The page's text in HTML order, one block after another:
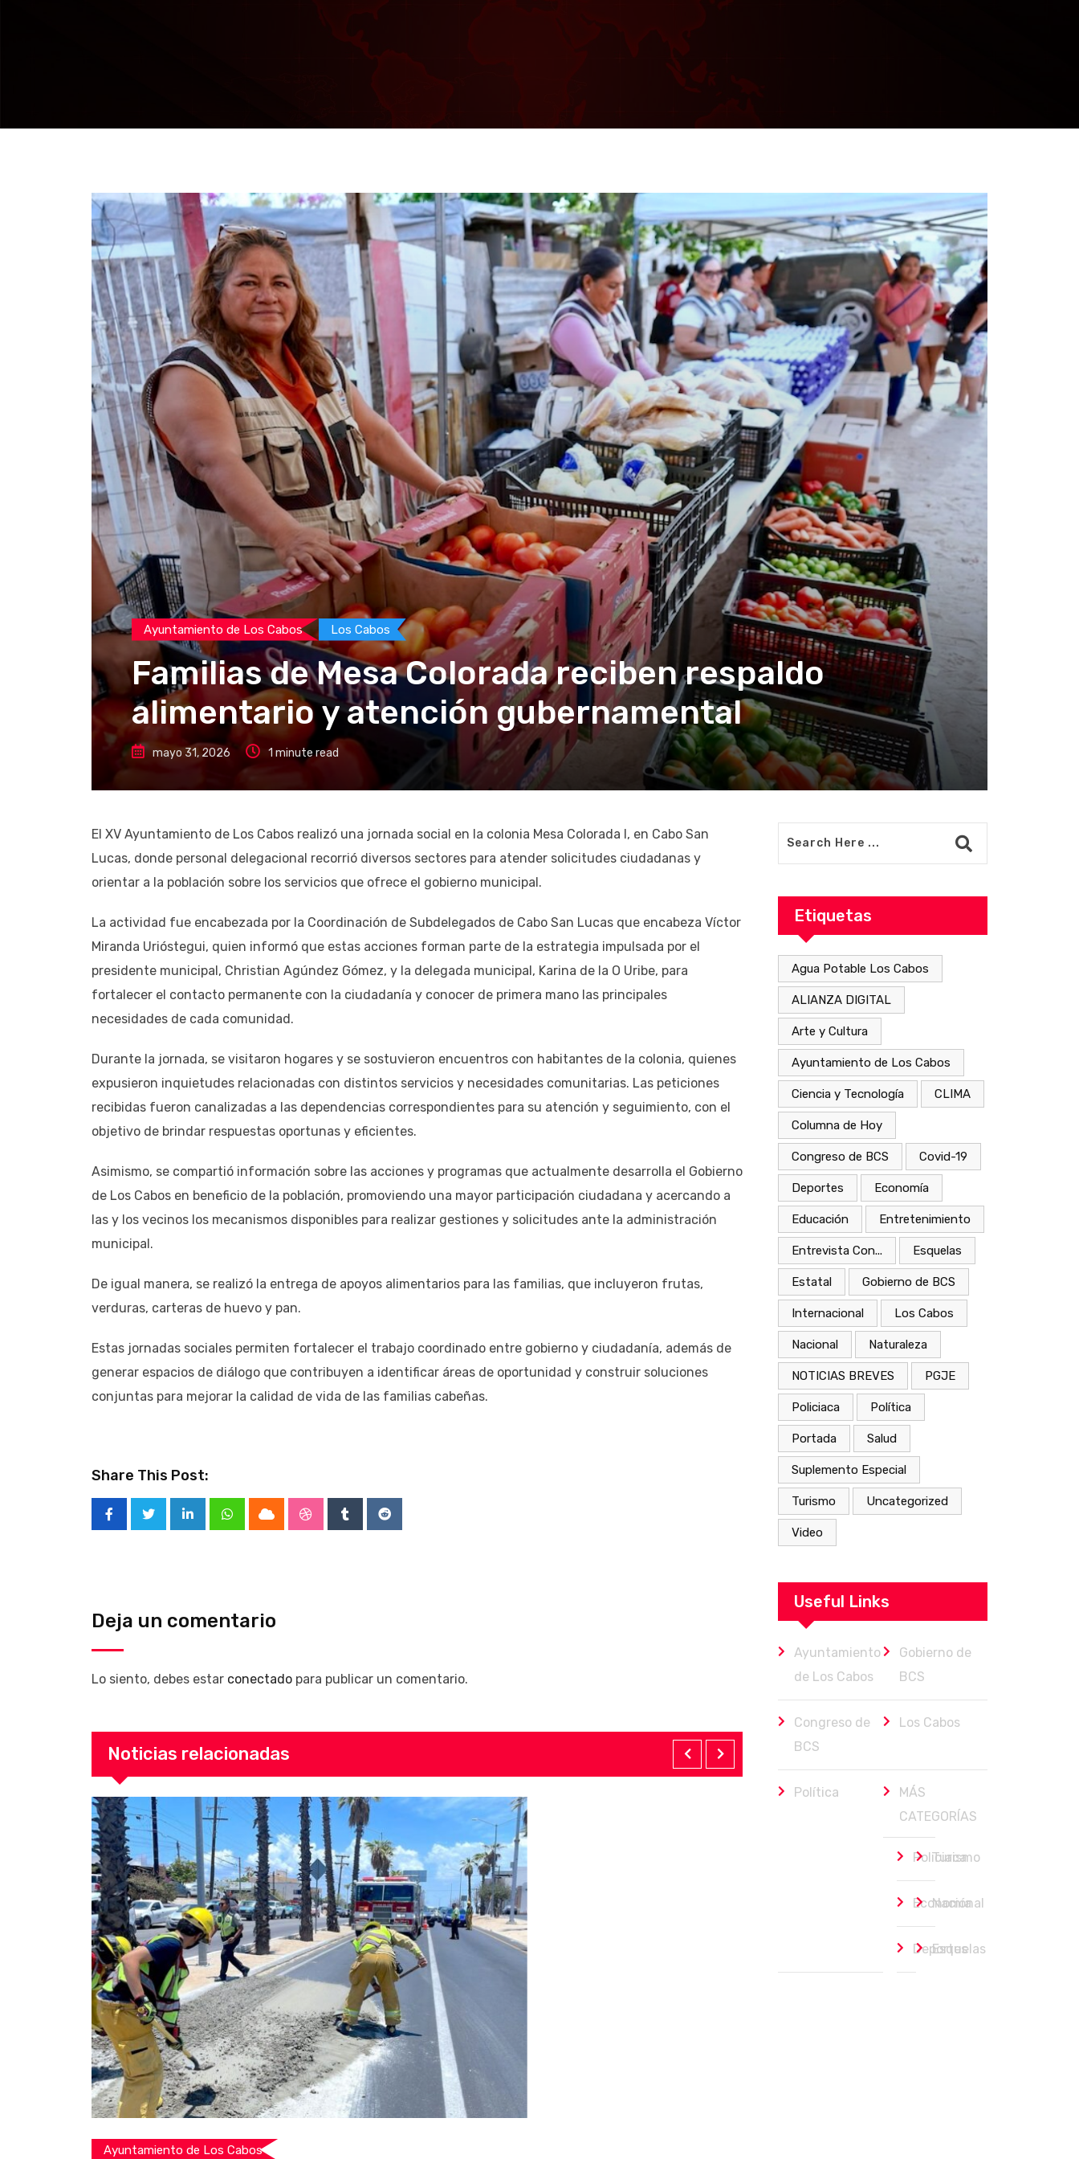
Ayuntamiento de Los Cabos Los Cabos
Familias de Mesa Colorada reciben respaldo
alimentario y atención gubernamental
mayo 31, 2026 1 minute read
El XV Ayuntamiento de Los Cabos realizó una jornada social en la colonia Mesa Colorada I, en Cabo San
Lucas, donde personal delegacional recorrió diversos sectores para atender solicitudes ciudadanas y
orientar a la población sobre los servicios que ofrece el gobierno municipal.
La actividad fue encabezada por la Coordinación de Subdelegados de Cabo San Lucas que encabeza Víctor
Miranda Urióstegui, quien informó que estas acciones forman parte de la estrategia impulsada por el
presidente municipal, Christian Agúndez Gómez, y la delegada municipal, Karina de la O Uribe, para
fortalecer el contacto permanente con la ciudadanía y conocer de primera mano las principales
necesidades de cada comunidad.
Durante la jornada, se visitaron hogares y se sostuvieron encuentros con habitantes de la colonia, quienes
expusieron inquietudes relacionadas con distintos servicios y necesidades comunitarias. Las peticiones
recibidas fueron canalizadas a las dependencias correspondientes para su atención y seguimiento, con el
objetivo de brindar respuestas oportunas y eficientes.
Asimismo, se compartió información sobre las acciones y programas que actualmente desarrolla el Gobierno
de Los Cabos en beneficio de la población, promoviendo una mayor participación ciudadana y acercando a
las y los vecinos los mecanismos disponibles para realizar gestiones y solicitudes ante la administración
municipal.
De igual manera, se realizó la entrega de apoyos alimentarios para las familias, que incluyeron frutas,
verduras, carteras de huevo y pan.
Estas jornadas sociales permiten fortalecer el trabajo coordinado entre gobierno y ciudadanía, además de
generar espacios de diálogo que contribuyen a identificar áreas de oportunidad y construir soluciones
conjuntas para mejorar la calidad de vida de las familias cabeñas.
Share This Post:
LinkedInWhatsappCloud StumbleUpon
TumblrReddit
Deja un comentario
Lo siento, debes estar conectado para publicar un comentario.
Noticias relacionadas
Ayuntamiento de Los Cabos
Etiquetas
Agua Potable Los Cabos
ALIANZA DIGITAL
Arte y Cultura
Ayuntamiento de Los Cabos
Ciencia y Tecnología CLIMA
Columna de Hoy
Congreso de BCS Covid-19
Deportes Economía
Educación Entretenimiento
Entrevista Con... Esquelas
Estatal Gobierno de BCS
Internacional Los Cabos
Nacional Naturaleza
NOTICIAS BREVES PGJE
Policiaca Política
Portada Salud
Suplemento Especial
Turismo Uncategorized
Video
Useful Links
Ayuntamiento
de Los Cabos
Gobierno de
BCS
Congreso de
BCS
Los Cabos
Política
MÁS
CATEGORÍAS
Policiaca
Turismo
Economía
Nacional
Deportes
Esquelas